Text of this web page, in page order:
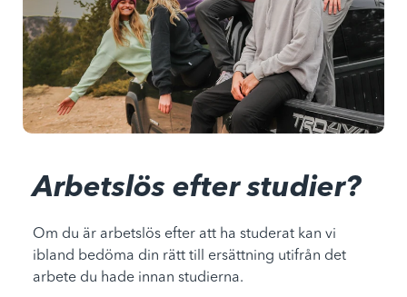
Arbetslös efter studier?
Om du är arbetslös efter att ha studerat kan vi
ibland bedöma din rätt till ersättning utifrån det
arbete du hade innan studierna.